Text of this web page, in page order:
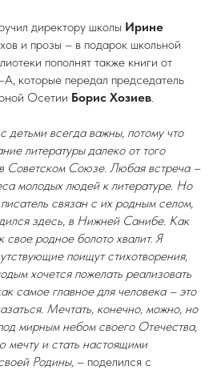
директору школы Ирине
и прозы – в подарок школьной
пополнят также книги от
которые передал председатель
Осетии Борис Хозиев.
детьми всегда важны, потому что
литературы далеко от того
Советском Союзе. Любая встреча –
молодых людей к литературе. Но
связан с их родным селом,
здесь, в Нижней Санибе. Как
свое родное болото хвалит. Я
поищут стихотворения,
хочется пожелать реализовать
самое главное для человека – это
Мечтать, конечно, можно, но
мирным небом своего Отечества,
мечту и стать настоящими
Родины, – поделился с